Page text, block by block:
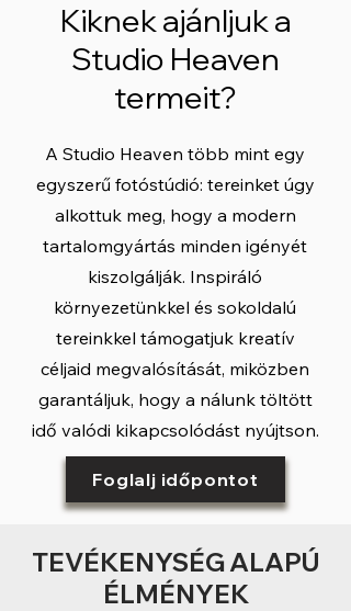
Kiknek ajánljuk a
Studio Heaven
termeit?
A Studio Heaven több mint egy
egyszerű fotóstúdió: tereinket úgy
alkottuk meg, hogy a modern
tartalomgyártás minden igényét
kiszolgálják. Inspiráló
környezetünkkel és sokoldalú
tereinkkel támogatjuk kreatív
céljaid megvalósítását, miközben
garantáljuk, hogy a nálunk töltött
idő valódi kikapcsolódást nyújtson.
Foglalj időpontot
TEVÉKENYSÉG ALAPÚ
ÉLMÉNYEK